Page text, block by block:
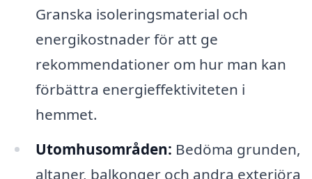
Granska isoleringsmaterial och
energikostnader för att ge
rekommendationer om hur man kan
förbättra energieffektiviteten i
hemmet.
Utomhusområden: Bedöma grunden,
altaner, balkonger och andra exteriöra